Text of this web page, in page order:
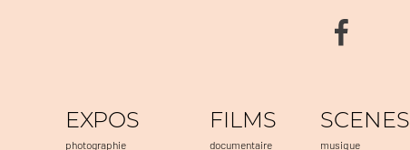
EXPOS
photographie
FILMS
documentaire
SCENES
musique